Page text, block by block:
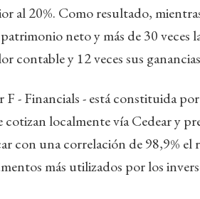
al 20%. Como resultado,
neto y más de 30 veces
contable y 12 veces sus
F - Financials - está constituida
localmente vía Cedear y
con una correlación de 98,9%
más utilizados por los